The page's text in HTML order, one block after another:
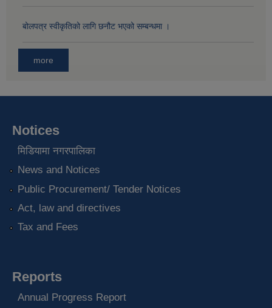
बोलपत्र स्वीकृतिको लागि छनौट भएको सम्बन्धमा ।
more
Notices
मिडियामा नगरपालिका
News and Notices
Public Procurement/ Tender Notices
Act, law and directives
Tax and Fees
Reports
Annual Progress Report